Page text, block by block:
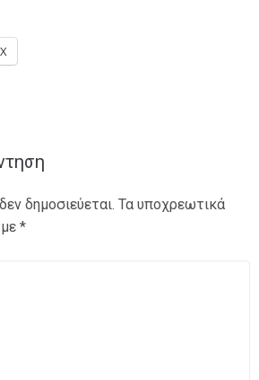
X
δημοσιεύεται. Τα υποχρεωτικά
*